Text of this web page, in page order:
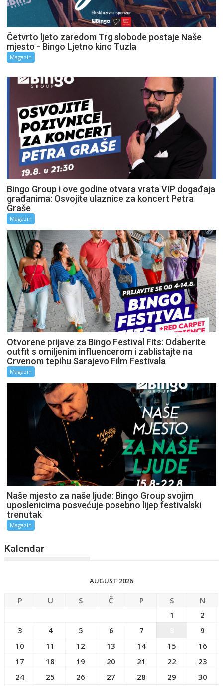
Četvrto ljeto zaredom Trg slobode postaje Naše
mjesto - Bingo Ljetno kino Tuzla
Magazin
Bingo Group i ove godine otvara vrata VIP događaja
građanima: Osvojite ulaznice za koncert Petra
Graše
Magazin
Otvorene prijave za Bingo Festival Fits: Odaberite
outfit s omiljenim influencerom i zablistajte na
Crvenom tepihu Sarajevo Film Festivala
Magazin
Naše mjesto za naše ljude: Bingo Group svojim
uposlenicima posvećuje posebno lijep festivalski
trenutak
Magazin
Kalendar
AUGUST 2026
P U S Č P S
N
1
2
3
4 5 6 7
9
10
11 12 13 14 15
16
17
18 19 20 21 22
23
24
25 26 27 28 29
30